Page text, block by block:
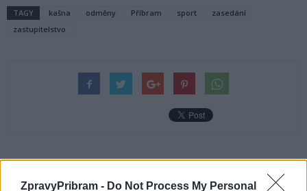
ZpravyPribram - Do Not Process My Personal
TAGY kašna odměny Příbram sport
zasedání
zastupitelstvo
Kraj chce opět finančně podpořit Město zveřejnilo